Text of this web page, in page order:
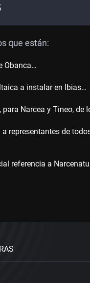
que están:
Obanca…
a instalar en Ibias…
Narcea y Tineo,
representantes de
referencia a